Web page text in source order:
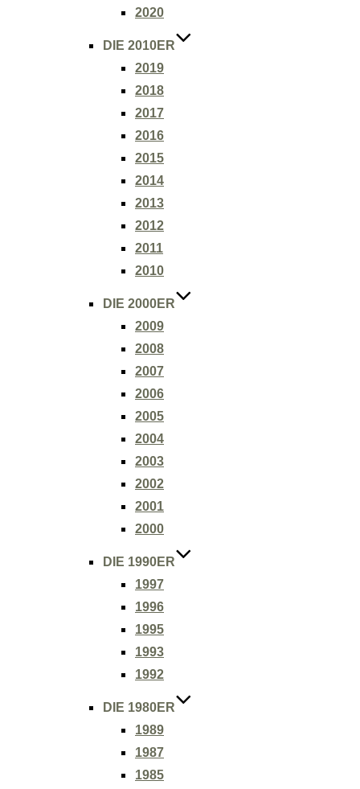
2020
DIE 2010ER
2019
2018
2017
2016
2015
2014
2013
2012
2011
2010
DIE 2000ER
2009
2008
2007
2006
2005
2004
2003
2002
2001
2000
DIE 1990ER
1997
1996
1995
1993
1992
DIE 1980ER
1989
1987
1985